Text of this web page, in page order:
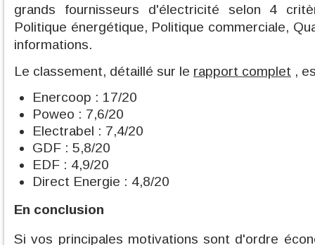
grands fournisseurs d'électricité selon 4
Politique énergétique, Politique commerciale,
informations.
Le classement, détaillé sur le rapport complet ,
Enercoop : 17/20
Poweo : 7,6/20
Electrabel : 7,4/20
GDF : 5,8/20
EDF : 4,9/20
Direct Energie : 4,8/20
En conclusion
Si vos principales motivations sont d'ordre